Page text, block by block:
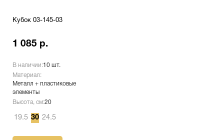
Кубок 03-145-03
1 085 р.
В наличии:10 шт.
Материал:
Металл + пластиковые
элементы
Высота, см:20
19.5 30 24.5